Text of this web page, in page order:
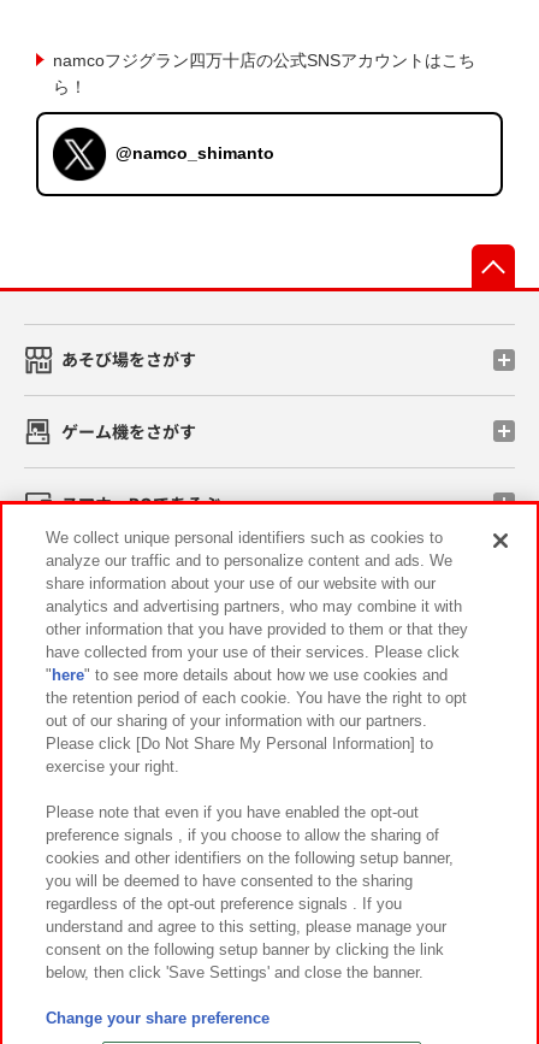
namcoフジグラン四万十店の公式SNSアカウントはこち
ら！
@namco_shimanto
あそび場をさがす
ゲーム機をさがす
スマホ・PCであそぶ
イベント・キャンペーン
関連会社 サステナビリティ サイトポリシー
プライバシーポリシー ウェブアクセシビリティ方針と検証結果
お取引先さまとともに
カスタマーハラスメント対応方針 よくあるご質問・お問い合わせ
©Bandai Namco Amusement Inc.
©Bandai Namco Amusement Lab Inc.
We collect unique personal identifiers such as cookies to
analyze our traffic and to personalize content and ads. We
share information about your use of our website with our
analytics and advertising partners, who may combine it with
other information that you have provided to them or that they
have collected from your use of their services. Please click
" here" to see more details about how we use cookies and
the retention period of each cookie. You have the right to opt
out of our sharing of your information with our partners.
Please click [Do Not Share My Personal Information] to
exercise your right.
Please note that even if you have enabled the opt-out
preference signals , if you choose to allow the sharing of
cookies and other identifiers on the following setup banner,
you will be deemed to have consented to the sharing
regardless of the opt-out preference signals . If you
understand and agree to this setting, please manage your
consent on the following setup banner by clicking the link
below, then click 'Save Settings' and close the banner.
Change your share preference